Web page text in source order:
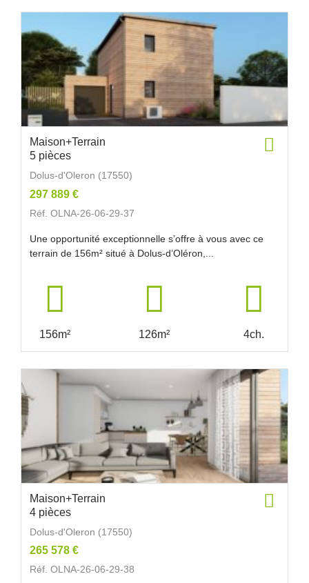
Maison+Terrain
5 pièces
Dolus-d'Oleron (17550)
297 889 €
Réf. OLNA-26-06-29-37
Une opportunité exceptionnelle s’offre à vous avec ce
terrain de 156m² situé à Dolus-d’Oléron,...
156m² 126m² 4ch.
Maison+Terrain
4 pièces
Dolus-d'Oleron (17550)
265 578 €
Réf. OLNA-26-06-29-38